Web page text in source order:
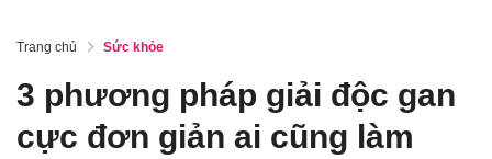
Trang chủ Sức khỏe
3 phương pháp giải độc gan
cực đơn giản ai cũng làm